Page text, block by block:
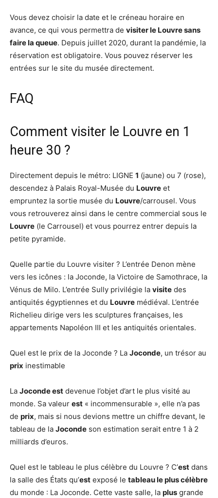
Vous devez choisir la date et le créneau horaire en
avance, ce qui vous permettra de visiter le Louvre sans
faire la queue. Depuis juillet 2020, durant la pandémie, la
réservation est obligatoire. Vous pouvez réserver les
entrées sur le site du musée directement.
FAQ
Comment visiter le Louvre en 1
heure 30 ?
Directement depuis le métro: LIGNE 1 (jaune) ou 7 (rose),
descendez à Palais Royal-Musée du Louvre et
empruntez la sortie musée du Louvre/carrousel. Vous
vous retrouverez ainsi dans le centre commercial sous le
Louvre (le Carrousel) et vous pourrez entrer depuis la
petite pyramide.
Quelle partie du Louvre visiter ? L’entrée Denon mène
vers les icônes : la Joconde, la Victoire de Samothrace, la
Vénus de Milo. L’entrée Sully privilégie la visite des
antiquités égyptiennes et du Louvre médiéval. L’entrée
Richelieu dirige vers les sculptures françaises, les
appartements Napoléon III et les antiquités orientales.
Quel est le prix de la Joconde ? La Joconde, un trésor au
prix inestimable
La Joconde est devenue l’objet d’art le plus visité au
monde. Sa valeur est « incommensurable », elle n’a pas
de prix, mais si nous devions mettre un chiffre devant, le
tableau de la Joconde son estimation serait entre 1 à 2
milliards d’euros.
Quel est le tableau le plus célèbre du Louvre ? C’est dans
la salle des États qu’est exposé le tableau le plus célèbre
du monde : La Joconde. Cette vaste salle, la plus grande